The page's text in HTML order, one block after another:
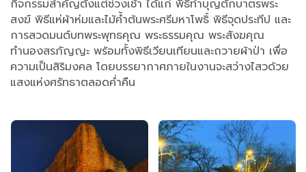
กิจกรรมสำคัญตั้งแต่ช่วงเช้า ได้แก่ พิธีทำบุญตักบาตรพระ
สงฆ์ พิธีแห่ผ้าห่มและไม้ค้ำต้นพระศรีมหาโพธิ์ พิธีจุดประทีป และ
การสวดมนต์บทพระพุทธคุณ พระธรรมคุณ พระสังฆคุณ
ทำนองสรภัญญะ พร้อมทั้งพิธีเวียนเทียนและถวายผ้าป่า เพื่อ
ความเป็นสิริมงคล โดยบรรยากาศภายในงานจะสว่างไสวด้วย
แสงแห่งศรัทธาตลอดค่ำคืน